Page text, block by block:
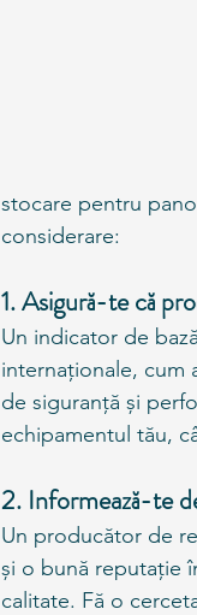
stocare pentru
considerare:
1. Asigură-te că
Un indicator de
internaționale, cum
de siguranță și
echipamentul tău,
2. Informează-te
Un producător de
și o bună reputație
calitate. Fă o